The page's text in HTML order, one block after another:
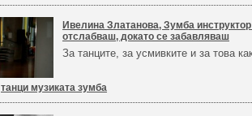
Ивелина Златанова, Зумба
отслабваш, докато се забавляваш
За танците, за усмивките и за това
танци музиката зумба